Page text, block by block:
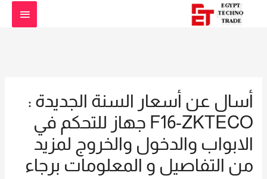
القائمة
أسال عن أسعار السنة الجديدة :
F16-ZKTECO جهاز للتحكم في
الابواب والدخول والخروج لمزيد
من التفاصيل و المعلومات برجاء